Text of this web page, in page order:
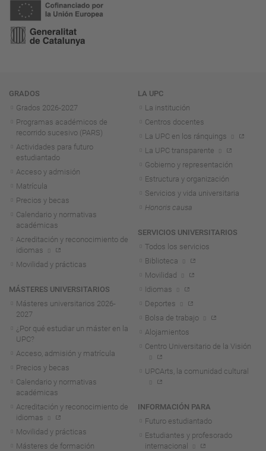
Navegación
GRADOS
Grados 2026-2027
Programas académicos de
recorrido sucesivo (PARS)
Actividades para futuro
estudiantado
Acceso y admisión
Matrícula
Precios y becas
Calendario y normativas
académicas
Acreditación y reconocimiento de
idiomas
Movilidad y prácticas
MÁSTERES UNIVERSITARIOS
Másteres universitarios 2026-
2027
¿Por qué estudiar un máster en la
UPC?
Acceso, admisión y matrícula
Precios y becas
Calendario y normativas
académicas
Acreditación y reconocimiento de
idiomas
Movilidad y prácticas
Másteres de formación
LA UPC
La institución
Centros docentes
La UPC en los ránquings
La UPC transparente
Gobierno y representación
Estructura y organización
Servicios y vida universitaria
Honoris causa
SERVICIOS UNIVERSITARIOS
Todos los servicios
Biblioteca
Movilidad
Idiomas
Deportes
Bolsa de trabajo
Alojamientos
Centro Universitario de la Visión
UPCArts, la comunidad cultural
INFORMACIÓN PARA
Futuro estudiantado
Estudiantes y profesorado
internacional